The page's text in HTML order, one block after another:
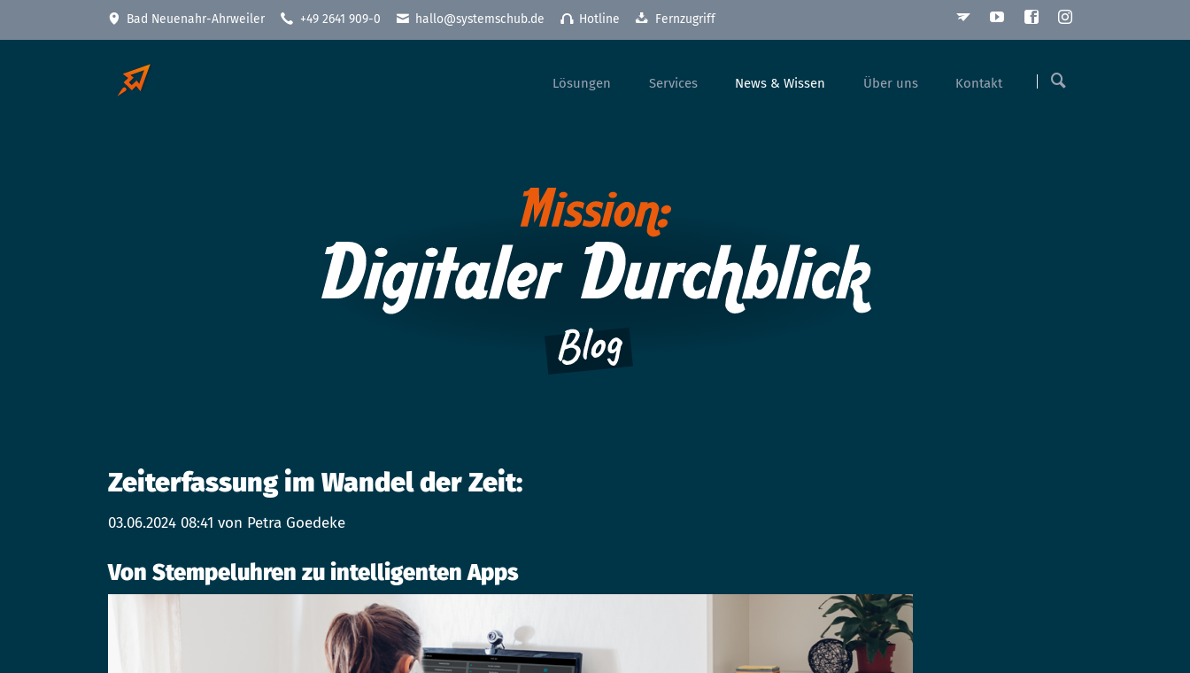
Bad Neuenahr-Ahrweiler +49 2641 909-0 hallo@systemschub.de Hotline Fernzugriff
überspringen
Lösungen
Dokumenten-Management-System
RechnungsManager
VPN - Virtuelles Netzwerk
IT-Sicherheit
NIS-2 Standortbestimmung
Schwachstellenmonitoring
Anti-Spam
Antivirus
Monitoring / Patch Management
Cloud-Server
Services
Microsoft Support
Awareness Training
Weiterbildung
News & Wissen Über uns
Stellenangebote
Ausbildung
Duales Studium
Kontakt
Zeiterfassung im Wandel der Zeit:
03.06.2024 08:41 von Petra Goedeke
Von Stempeluhren zu intelligenten Apps